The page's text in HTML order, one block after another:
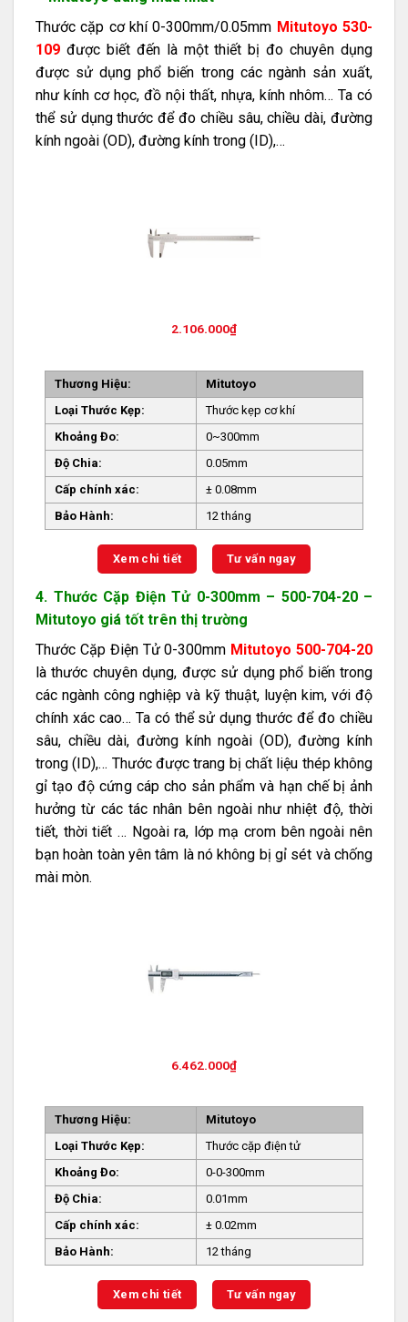
Thước cặp cơ khí 0-300mm/0.05mm Mitutoyo 530-
109 được biết đến là một thiết bị đo chuyên dụng
được sử dụng phổ biến trong các ngành sản xuất,
như kính cơ học, đồ nội thất, nhựa, kính nhôm… Ta có
thể sử dụng thước để đo chiều sâu, chiều dài, đường
kính ngoài (OD), đường kính trong (ID),…
2.106.000₫
Thương Hiệu:
Mitutoyo
Loại Thước Kẹp:
Thước kẹp cơ khí
Khoảng Đo:
0~300mm
Độ Chia:
0.05mm
Cấp chính xác:
± 0.08mm
Bảo Hành:
12 tháng
Xem chi tiết Tư vấn ngay
4. Thước Cặp Điện Tử 0-300mm – 500-704-20 –
Mitutoyo giá tốt trên thị trường
Thước Cặp Điện Tử 0-300mm Mitutoyo 500-704-20
là thước chuyên dụng, được sử dụng phổ biến trong
các ngành công nghiệp và kỹ thuật, luyện kim, với độ
chính xác cao… Ta có thể sử dụng thước để đo chiều
sâu, chiều dài, đường kính ngoài (OD), đường kính
trong (ID),… Thước được trang bị chất liệu thép không
gỉ tạo độ cứng cáp cho sản phẩm và hạn chế bị ảnh
hưởng từ các tác nhân bên ngoài như nhiệt độ, thời
tiết, thời tiết … Ngoài ra, lớp mạ crom bên ngoài nên
bạn hoàn toàn yên tâm là nó không bị gỉ sét và chống
mài mòn.
6.462.000₫
Thương Hiệu:
Mitutoyo
Loại Thước Kẹp:
Thước cặp điện tử
Khoảng Đo:
0-0-300mm
Độ Chia:
0.01mm
Cấp chính xác:
± 0.02mm
Bảo Hành:
12 tháng
Xem chi tiết Tư vấn ngay